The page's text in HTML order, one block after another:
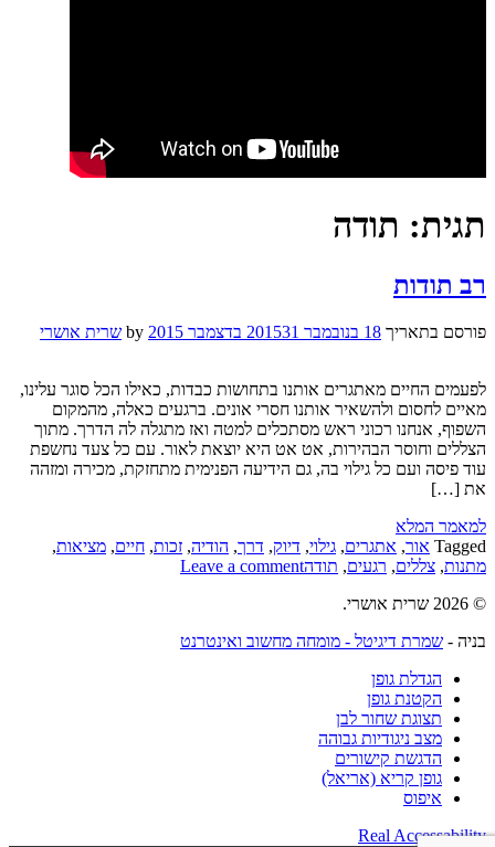
תגית: תודה
רב תודות
פורסם בתאריך 18 בנובמבר 2015 31 בדצמבר 2015 שרית אושרי
לפעמים החיים מאתגרים אותנו בתחושות כבדות, כאילו הכל סוגר עלינו,
מאיים לחסום ולהשאיר אותנו חסרי אונים. ברגעים כאלה, מהמקום
השפוף, אנחנו רכוני ראש מסתכלים למטה ואז מתגלה לה הדרך. מתוך
הצללים וחוסר הבהירות, אט אט היא יוצאת לאור. עם כל צעד נחשפת
עוד פיסה ועם כל גילוי בה, גם הידיעה הפנימית מתחזקת, מכירה ומזהה
את […]
למאמר המלא
Tagged אור, אתגרים, גילוי, דיוק, דרך, הודיה, זכות, חיים, מציאות,
מתנות, צללים, רגעים, תודהLeave a comment
© 2026 שרית אושרי.
בניה - שמרת דיגיטל - מומחה מחשוב ואינטרנט
הגדלת גופן
הקטנת גופן
תצוגת שחור לבן
מצב ניגודיות גבוהה
הדגשת קישורים
גופן קריא (אריאל)
איפוס
Real Accessability